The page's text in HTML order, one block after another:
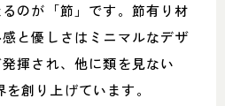
のが「節」です。節有り材
と優しさはミニマルなデザ
揮され、他に類を見ない
創り上げています。